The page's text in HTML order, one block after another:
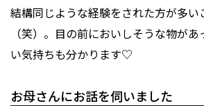
結構同じような経験をされた方が多い
（笑）。目の前においしそうな物が
い気持ちも分かります♡
お母さんにお話を伺いました